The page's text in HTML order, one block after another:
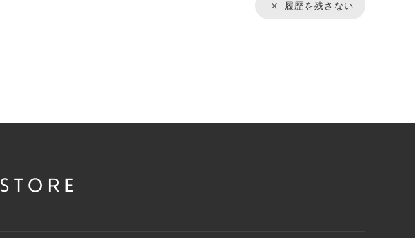
履歴を残さない